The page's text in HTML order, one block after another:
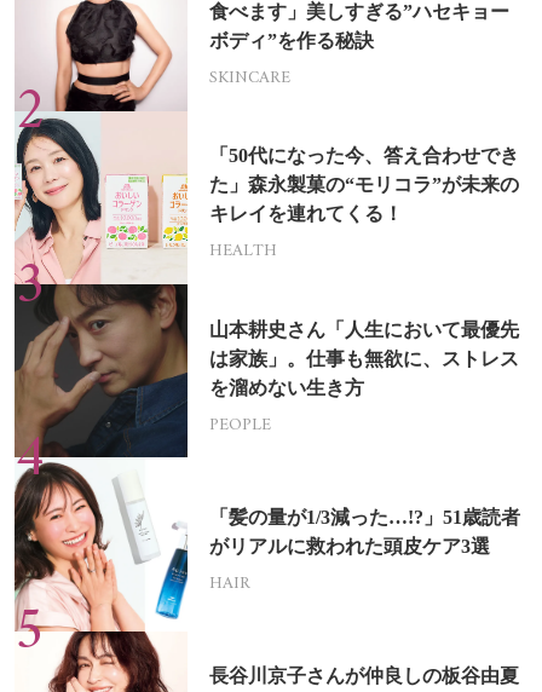
食べます」美しすぎる”ハセキョー
ボディ”を作る秘訣
SKINCARE
「50代になった今、答え合わせでき
た」森永製菓の“モリコラ”が未来の
キレイを連れてくる！
HEALTH
山本耕史さん「人生において最優先
は家族」。仕事も無欲に、ストレス
を溜めない生き方
PEOPLE
「髪の量が1/3減った…!?」51歳読者
がリアルに救われた頭皮ケア3選
HAIR
長谷川京子さんが仲良しの板谷由夏